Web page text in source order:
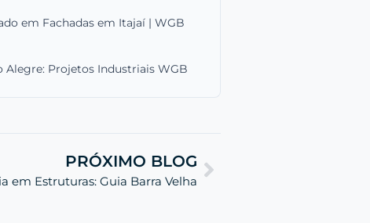
em Fachadas em Itajaí | WGB
Projetos Industriais WGB
PRÓXIMO BLOG
em Estruturas: Guia Barra Velha